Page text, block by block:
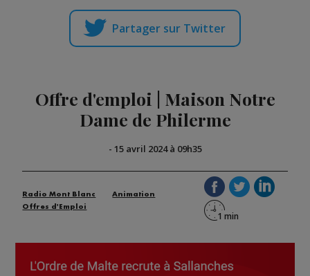
Partager sur Twitter
Offre d'emploi | Maison Notre
Dame de Philerme
- 15 avril 2024 à 09h35
Radio Mont Blanc
Animation
Offres d'Emploi